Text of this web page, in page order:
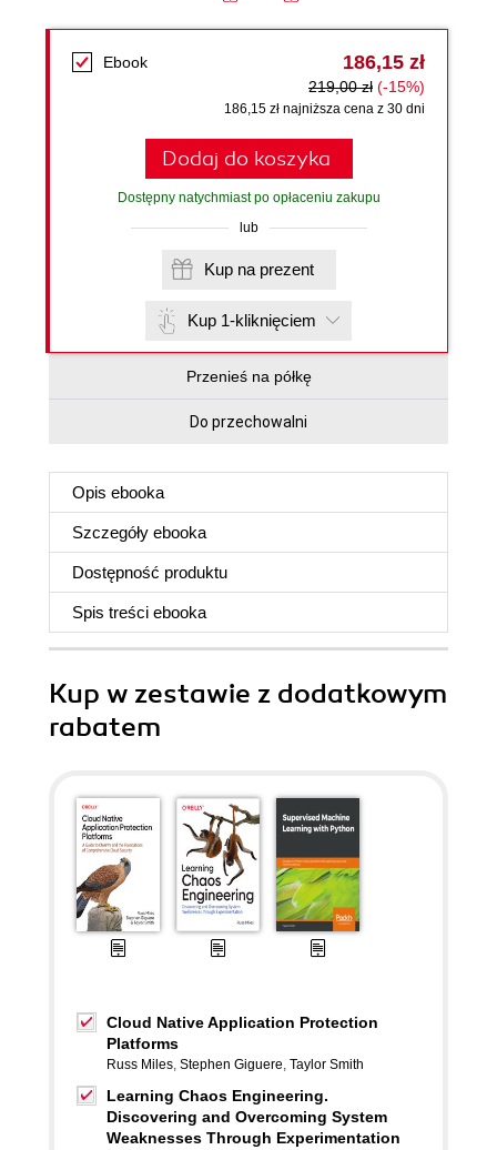
Ebook 186,15 zł
219,00 zł (-15%)
186,15 zł najniższa cena z 30 dni
Dodaj do koszyka
Dostępny natychmiast po opłaceniu zakupu
lub
Kup na prezent
Kup 1-kliknięciem
Przenieś na półkę
Do przechowalni
Opis ebooka
Szczegóły ebooka
Dostępność produktu
Spis treści ebooka
Kup w zestawie z dodatkowym
rabatem
Cloud Native Application Protection
Platforms
Russ Miles, Stephen Giguere, Taylor Smith
Learning Chaos Engineering.
Discovering and Overcoming System
Weaknesses Through Experimentation